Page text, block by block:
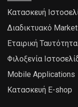
Κατασκευή
Διαδικτυακό
Εταιρική Ταυτότητα
Φιλοξενία
Mobile Applications
Κατασκευή Ε-shop